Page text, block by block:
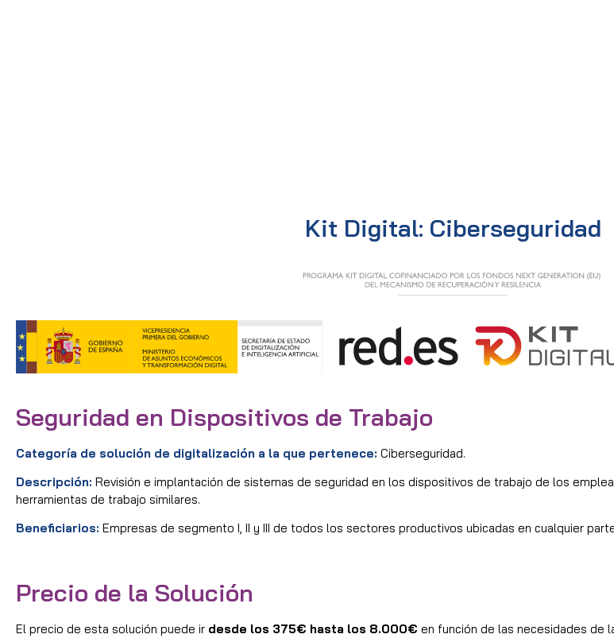
Kit Digital: Ciberseguridad
Seguridad en Dispositivos de Trabajo
Categoría de solución de digitalización a la que pertenece: Ciberseguridad.
Descripción: Revisión e implantación de sistemas de seguridad en los dispositivos de trabajo de los
herramientas de trabajo similares.
Beneficiarios: Empresas de segmento I, II y III de todos los sectores productivos ubicadas en cualquier
Precio de la Solución
El precio de esta solución puede ir desde los 375€ hasta los 8.000€ en función de las necesidades de